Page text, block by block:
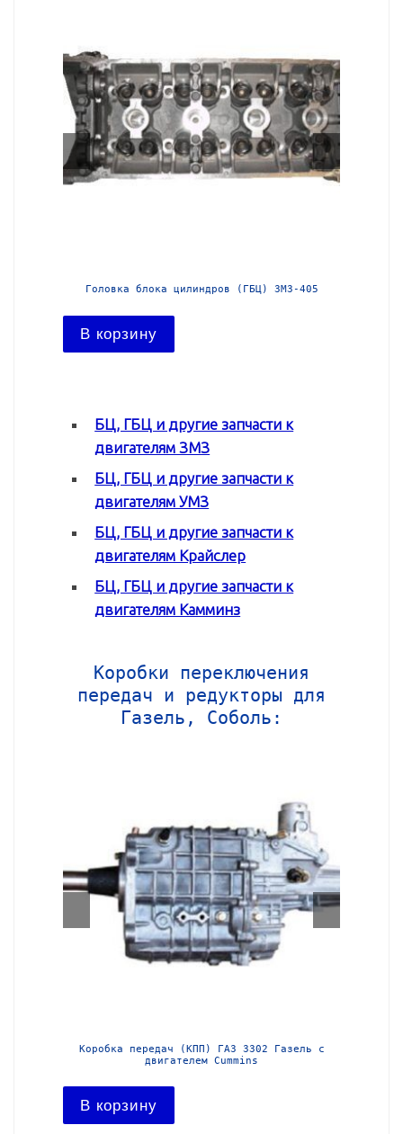
Головка блока цилиндров (ГБЦ) Chrysler 2,4l
В корзину
БЦ, ГБЦ и другие запчасти к
двигателям ЗМЗ
БЦ, ГБЦ и другие запчасти к
двигателям УМЗ
БЦ, ГБЦ и другие запчасти к
двигателям Крайслер
БЦ, ГБЦ и другие запчасти к
двигателям Камминз
Коробки переключения
передач и редукторы для
Газель, Соболь:
Коробка передач (КПП) ГАЗ 3302 Газель
В корзину